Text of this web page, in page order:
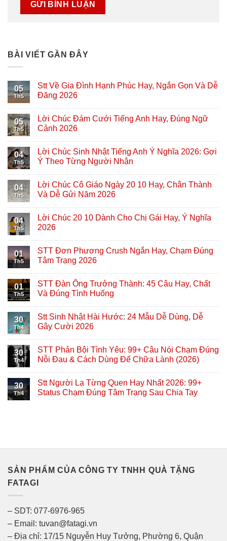
BÀI VIẾT GẦN ĐÂY
05
Th5
Stt Về Gia Đình Hạnh Phúc Hay, Ngắn Gọn Và Dễ
Đăng 2026
05
Th5
Lời Chúc Đám Cưới Tiếng Anh Hay, Đúng Ngữ
Cảnh 2026
04
Th5
Lời Chúc Sinh Nhật Tiếng Anh Ý Nghĩa 2026: Gợi
Ý Theo Từng Người Nhận
04
Th5
Lời Chúc Cô Giáo Ngày 20 10 Hay, Chân Thành
Và Dễ Gửi Năm 2026
04
Th5
Lời Chúc 20 10 Dành Cho Chị Gái Hay, Ý Nghĩa
2026
01
Th5
STT Đơn Phương Crush Ngắn Hay, Chạm Đúng
Tâm Trạng 2026
01
Th5
STT Đàn Ông Trưởng Thành: 45 Câu Hay, Chất
Và Đúng Tình Huống
30
Th4
Stt Sinh Nhật Hài Hước: 24 Mẫu Dễ Dùng, Dễ
Gây Cười 2026
30
Th4
STT Phản Bội Tình Yêu: 99+ Câu Nói Chạm Đúng
Nỗi Đau & Cách Dùng Để Chữa Lành (2026)
30
Th4
Stt Người Lạ Từng Quen Hay Nhất 2026: 99+
Status Chạm Đúng Tâm Trạng Sau Chia Tay
SẢN PHẨM CỦA CÔNG TY TNHH QUÀ TẶNG
FATAGI
– SDT: 077-6976-965
– Email: tuvan@fatagi.vn
– Địa chỉ: 17/15 Nguyễn Huy Tưởng, Phường 6, Quận